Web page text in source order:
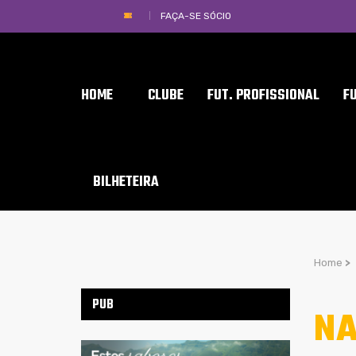
FAÇA-SE SÓCIO
HOME CLUBE FUT. PROFISSIONAL
BILHETEIRA
Home >
PUB